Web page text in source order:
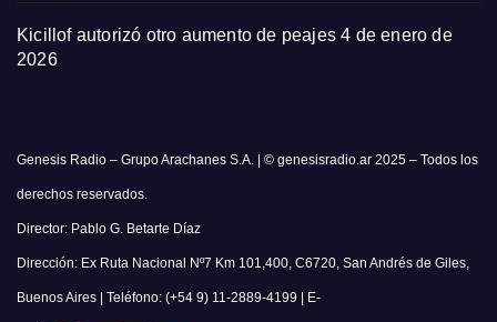
Kicillof autorizó otro aumento de peajes 4 de enero de
2026
Genesis Radio – Grupo Arachanes S.A. | © genesisradio.ar 2025 – Todos los
derechos reservados.
Director: Pablo G. Betarte Díaz
Dirección: Ex Ruta Nacional Nº7 Km 101,400, C6720, San Andrés de Giles,
Buenos Aires | Teléfono: (+54 9) 11-2889-4199 | E-